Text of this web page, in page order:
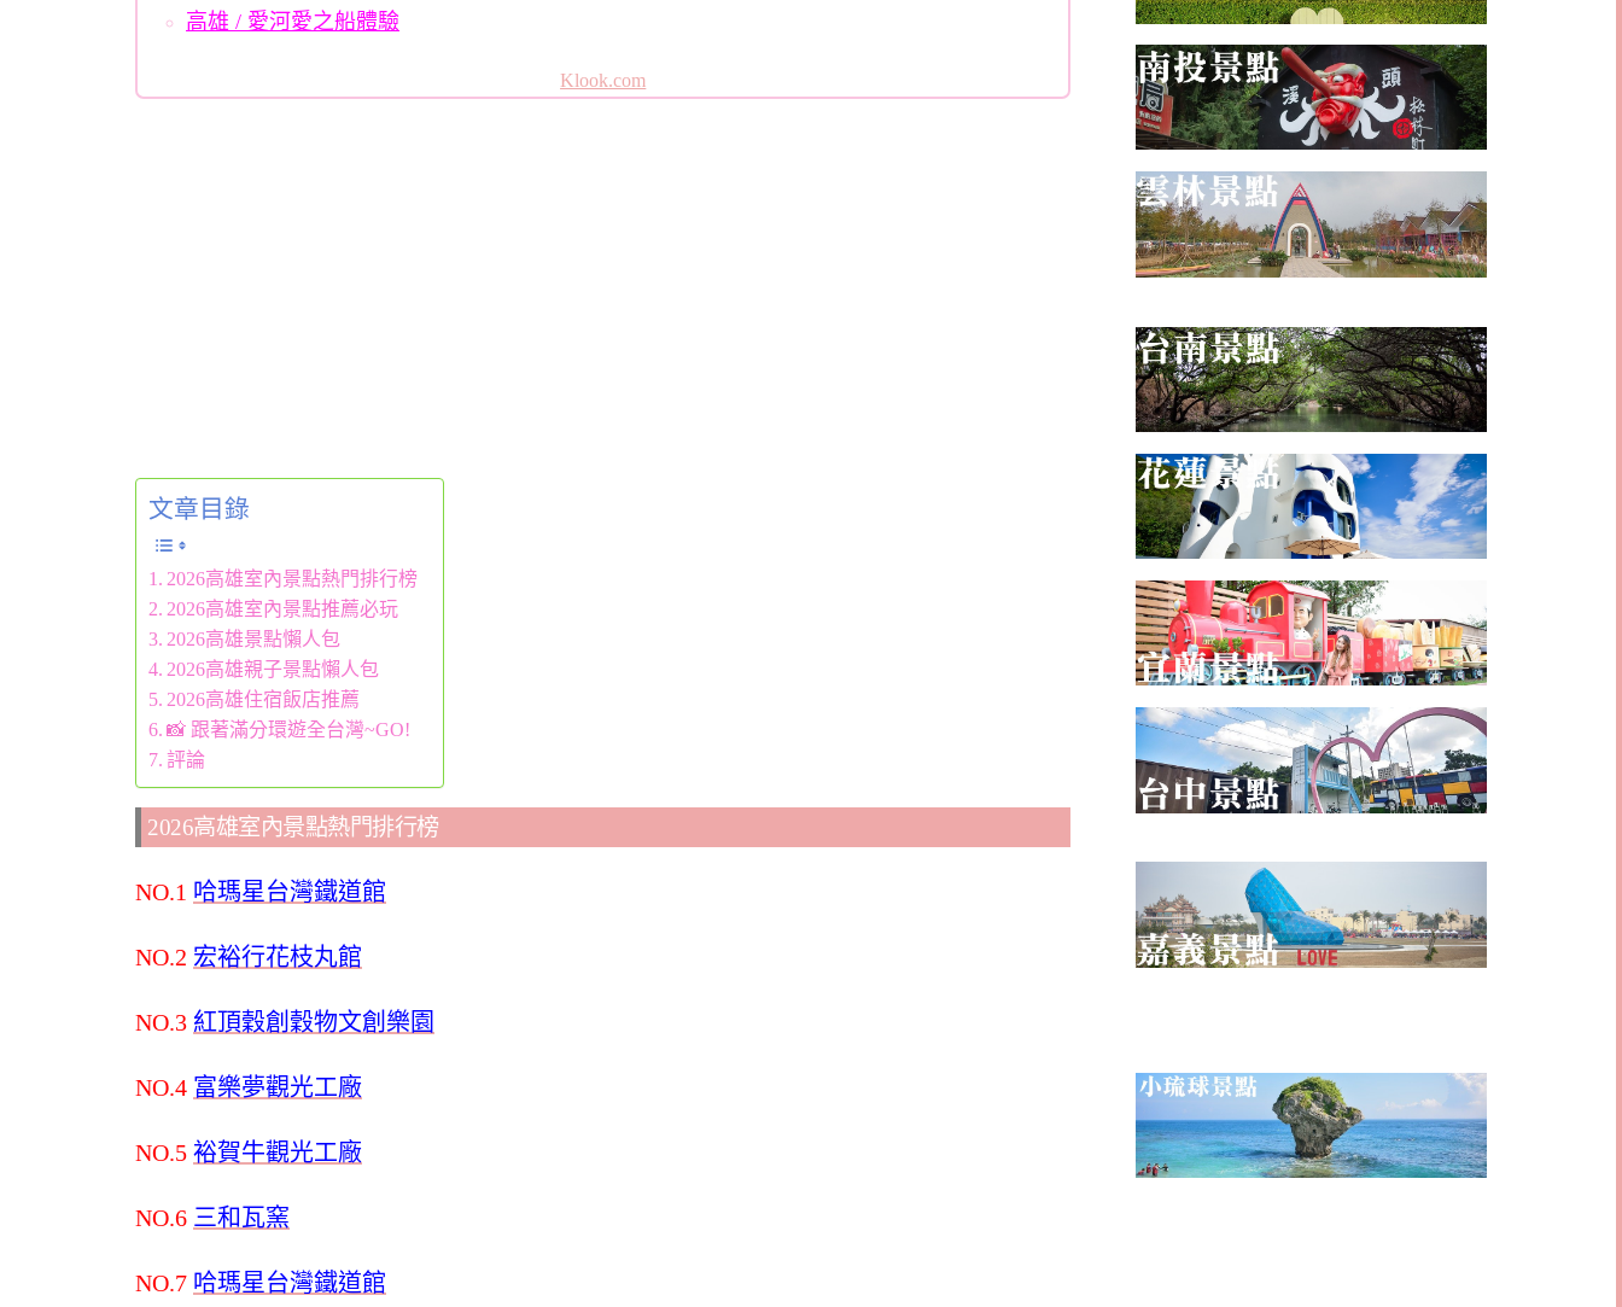
高雄 / 愛河愛之船體驗
Klook.com
文章目錄
2026高雄室內景點熱門排行榜
2026高雄室內景點推薦必玩
2026高雄景點懶人包
2026高雄親子景點懶人包
2026高雄住宿飯店推薦
📸 跟著滿分環遊全台灣~GO!
評論
2026高雄室內景點熱門排行榜
NO.1 哈瑪星台灣鐵道館
NO.2 宏裕行花枝丸館
NO.3 紅頂穀創穀物文創樂園
NO.4 富樂夢觀光工廠
NO.5 裕賀牛觀光工廠
NO.6 三和瓦窯
NO.7 哈瑪星台灣鐵道館